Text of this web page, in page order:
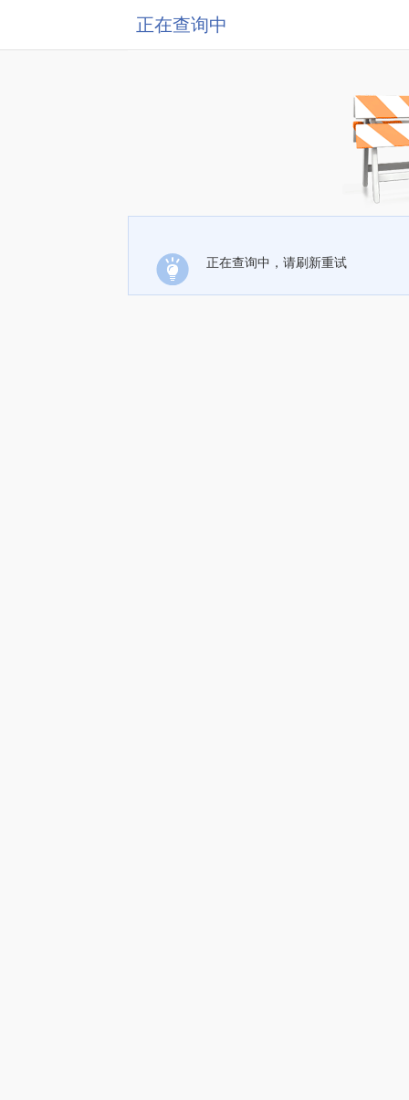
正在查询中
正在查询中，请刷新重试